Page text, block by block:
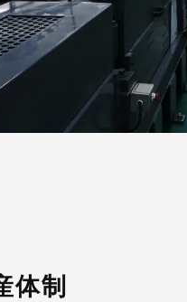
体制